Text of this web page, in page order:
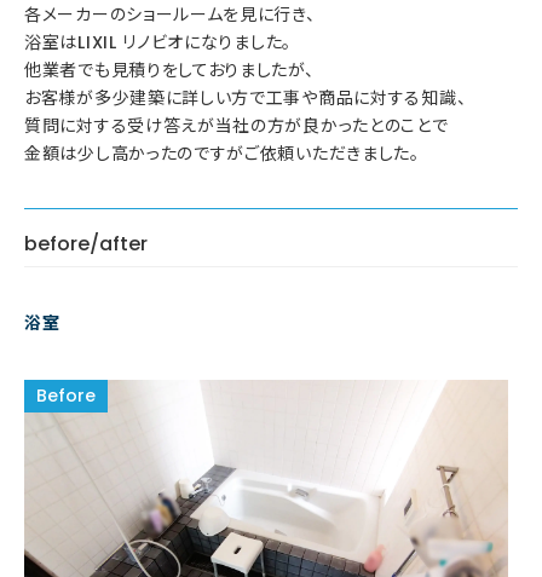
各メーカーのショールームを見に行き、
浴室はLIXIL リノビオになりました。
他業者でも見積りをしておりましたが、
お客様が多少建築に詳しい方で工事や商品に対する知識、
質問に対する受け答えが当社の方が良かったとのことで
金額は少し高かったのですがご依頼いただきました。
before/after
浴室